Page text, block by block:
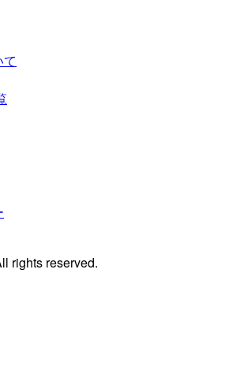
rights reserved.